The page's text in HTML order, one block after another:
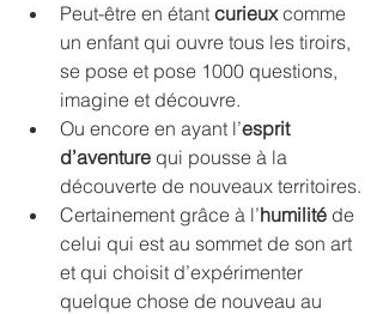
Peut-être en étant curieux comme
un enfant qui ouvre tous les tiroirs,
se pose et pose 1000 questions,
imagine et découvre.
Ou encore en ayant l’esprit
d’aventure qui pousse à la
découverte de nouveaux territoires.
Certainement grâce à l’humilité de
celui qui est au sommet de son art
et qui choisit d’expérimenter
quelque chose de nouveau au